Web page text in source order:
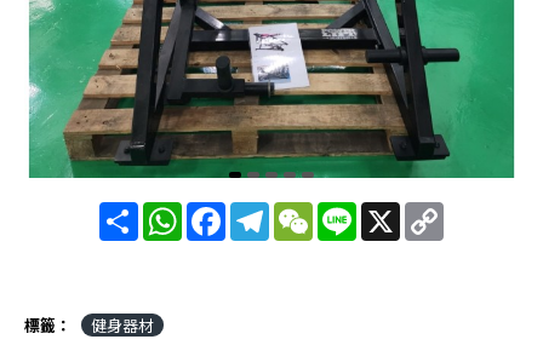
分
享
WhatsAppFacebookTelegram
WeChat
Line X Copy
Link
標籤： 健身器材